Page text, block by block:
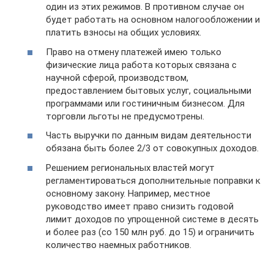
один из этих режимов. В противном случае он
будет работать на основном налогообложении и
платить взносы на общих условиях.
Право на отмену платежей имею только
физические лица работа которых связана с
научной сферой, производством,
предоставлением бытовых услуг, социальными
программами или гостиничным бизнесом. Для
торговли льготы не предусмотрены.
Часть выручки по данным видам деятельности
обязана быть более 2/3 от совокупных доходов.
Решением региональных властей могут
регламентироваться дополнительные поправки к
основному закону. Например, местное
руководство имеет право снизить годовой
лимит доходов по упрощенной системе в десять
и более раз (со 150 млн руб. до 15) и ограничить
количество наемных работников.